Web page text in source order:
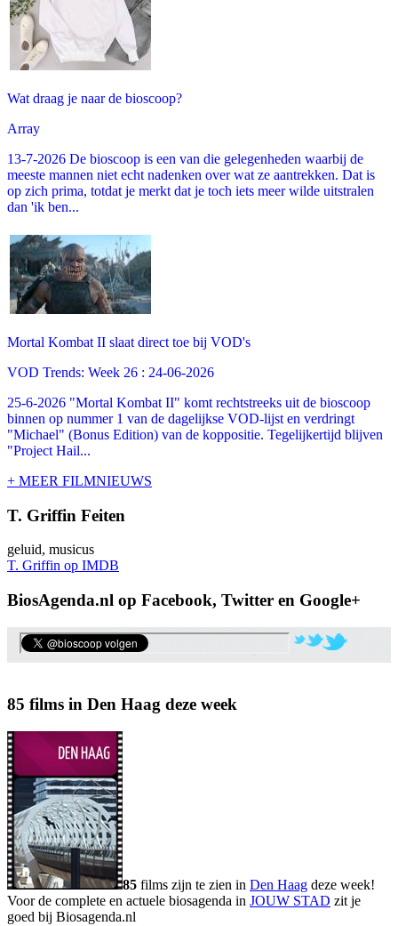
Wat draag je naar de bioscoop?
Array
13-7-2026 De bioscoop is een van die gelegenheden waarbij de
meeste mannen niet echt nadenken over wat ze aantrekken. Dat is
op zich prima, totdat je merkt dat je toch iets meer wilde uitstralen
dan 'ik ben...
Mortal Kombat II slaat direct toe bij VOD's
VOD Trends: Week 26 : 24-06-2026
25-6-2026 "Mortal Kombat II" komt rechtstreeks uit de bioscoop
binnen op nummer 1 van de dagelijkse VOD-lijst en verdringt
"Michael" (Bonus Edition) van de koppositie. Tegelijkertijd blijven
"Project Hail...
+ MEER FILMNIEUWS
T. Griffin Feiten
geluid, musicus
T. Griffin op IMDB
BiosAgenda.nl op Facebook, Twitter en Google+
85 films in Den Haag deze week
85 films zijn te zien in Den Haag deze week!
Voor de complete en actuele biosagenda in JOUW STAD zit je
goed bij Biosagenda.nl